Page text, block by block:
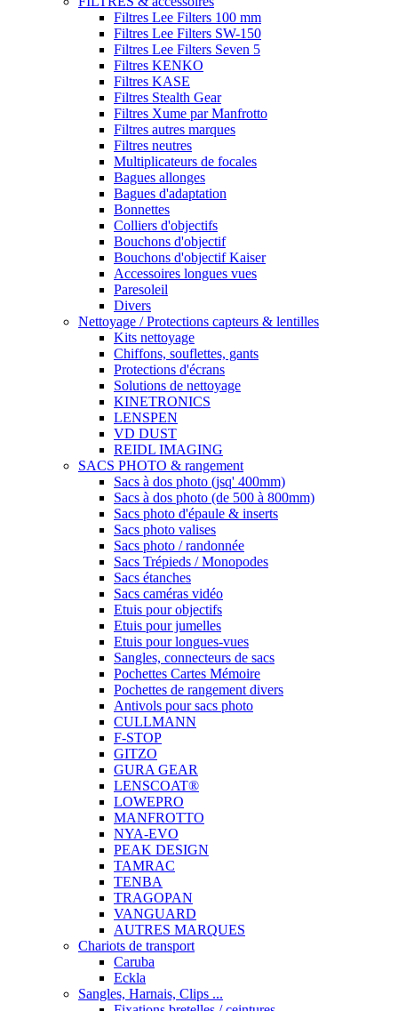
Filtres Lee Filters 100 mm
Filtres Lee Filters SW-150
Filtres Lee Filters Seven 5
Filtres KENKO
Filtres KASE
Filtres Stealth Gear
Filtres Xume par Manfrotto
Filtres autres marques
Filtres neutres
Multiplicateurs de focales
Bagues allonges
Bagues d'adaptation
Bonnettes
Colliers d'objectifs
Bouchons d'objectif
Bouchons d'objectif Kaiser
Accessoires longues vues
Paresoleil
Divers
Nettoyage / Protections capteurs & lentilles
Kits nettoyage
Chiffons, souflettes, gants
Protections d'écrans
Solutions de nettoyage
KINETRONICS
LENSPEN
VD DUST
REIDL IMAGING
SACS PHOTO & rangement
Sacs à dos photo (jsq' 400mm)
Sacs à dos photo (de 500 à 800mm)
Sacs photo d'épaule & inserts
Sacs photo valises
Sacs photo / randonnée
Sacs Trépieds / Monopodes
Sacs étanches
Sacs caméras vidéo
Etuis pour objectifs
Etuis pour jumelles
Etuis pour longues-vues
Sangles, connecteurs de sacs
Pochettes Cartes Mémoire
Pochettes de rangement divers
Antivols pour sacs photo
CULLMANN
F-STOP
GITZO
GURA GEAR
LENSCOAT®
LOWEPRO
MANFROTTO
NYA-EVO
PEAK DESIGN
TAMRAC
TENBA
TRAGOPAN
VANGUARD
AUTRES MARQUES
Chariots de transport
Caruba
Eckla
Sangles, Harnais, Clips ...